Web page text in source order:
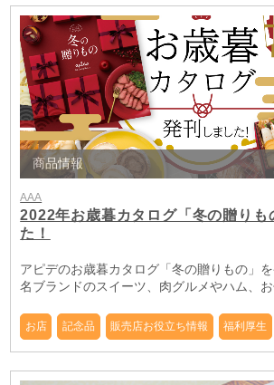
商品情報
AAA
2022年お歳暮カタログ「冬の贈りも
た！
アピデのお歳暮カタログ「冬の贈りもの」
名ブランドのスイーツ、肉グルメやハム、お
お店 記念品 販売店お役立ち情報 福利厚生